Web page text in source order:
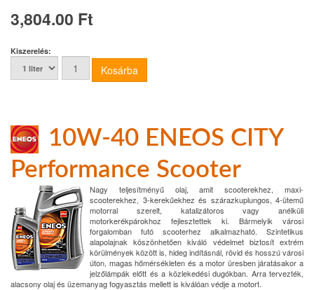
3,804.00 Ft
Kiszerelés:
10W-40 ENEOS CITY
Performance Scooter
Nagy teljesítményű olaj, amit scooterekhez, maxi-
scooterekhez, 3-kerekűekhez és szárazkuplungos, 4-ütemű
motorral szerelt, katalizátoros vagy anélküli
motorkerékpárokhoz fejlesztettek ki. Bármelyik városi
forgalomban futó scooterhez alkalmazható. Szintetikus
alapolajnak köszönhetően kiváló védelmet biztosít extrém
körülmények között is, hideg indításnál, rövid és hosszú városi
úton, magas hőmérsékleten és a motor üresben járatásakor a
jelzőlámpák előtt és a közlekedési dugókban. Arra tervezték,
alacsony olaj és üzemanyag fogyasztás mellett is kiválóan védje a motort.